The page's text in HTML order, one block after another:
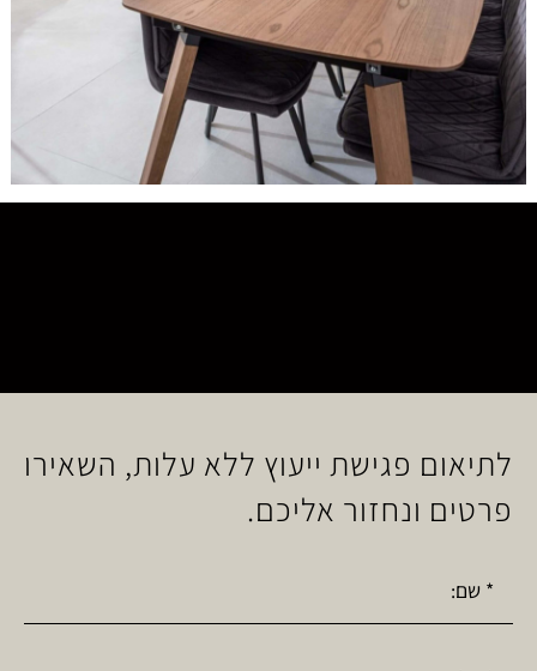
לתיאום פגישת ייעוץ ללא עלות, השאירו
פרטים ונחזור אליכם.